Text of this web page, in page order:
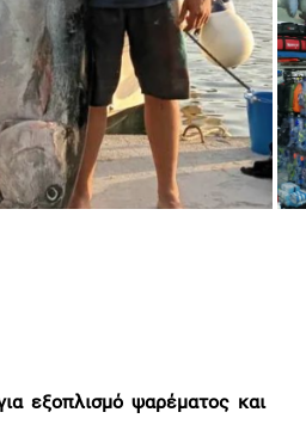
εξοπλισμό ψαρέματος και